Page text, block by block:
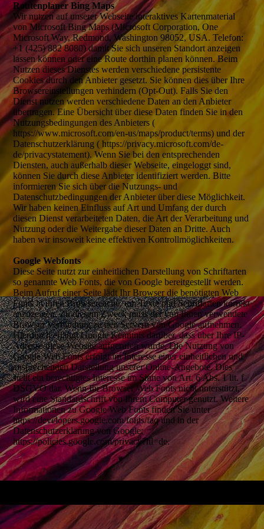
Routenplaner Bing Maps
Wir nutzen auf unserer Webseite interaktives Kartenmaterial
von Microsoft Bing Maps (Microsoft Corporation, One
Microsoft Way, Redmond, Washington 98052, USA. Telefon:
+1 (425) 882 8080) damit Sie sich unseren Standort anzeigen
lassen können oder eine Route dorthin planen können. Beim
Nutzen dieses Dienstes werden verschiedene persistente
Cookies durch den Anbieter gesetzt. Sie können dies über Ihre
Browsereinstellungen verhindern (Opt-Out). Falls Sie den
Dienst nutzen werden verschiedene Daten an den Anbieter
übertragen. Eine Übersicht über diese Daten finden Sie in den
Nutzungsbedingungen des Anbieters (
https://www.microsoft.com/en-us/maps/product/terms) und der
Datenschutzerklärung ( https://privacy.microsoft.com/de-
de/privacystatement). Wenn Sie bei den entsprechenden
Diensten, auch außerhalb dieser Webseite, eingeloggt sind,
können Sie durch diese Anbieter identifiziert werden. Bitte
informieren Sie sich über die Nutzungs- und
Datenschutzbedingungen der Anbieter über diese Möglichkeit.
Wir haben keinen Einfluss auf Art und Umfang der durch
diesen Dienst verarbeiteten Daten, die Art der Verarbeitung und
Nutzung oder die Weitergabe dieser Daten an Dritte. Auch
haben wir insoweit keine effektiven Kontrollmöglichkeiten.
Google Webfonts
Diese Seite nutzt zur einheitlichen Darstellung von Schriftarten
so genannte Web Fonts, die von Google bereitgestellt werden.
Beim Aufruf einer Seite lädt Ihr Browser die benötigten Web
Fonts in ihren Browsercache, um Texte und Schriftarten korrekt
anzuzeigen. Zu diesem Zweck muss der von Ihnen verwendete
Browser Verbindung zu den Servern von Google aufnehmen.
Hierdurch erlangt Google Kenntnis darüber, dass über Ihre IP-
Adresse diese Website aufgerufen wurde. Die Nutzung von
Google Web Fonts erfolgt im Interesse einer einheitlichen und
ansprechenden Darstellung unserer Online-Angebote. Dies
stellt ein berechtigtes Interesse im Sinne von Art. 6 Abs. 1 lit. f
DSGVO dar. Wenn Ihr Browser Web Fonts nicht unterstützt,
wird eine Standardschrift von Ihrem Computer genutzt. Weitere
Informationen zu Google Web Fonts finden Sie unter
https://developers.google.com/fonts/faq und in der
Datenschutzerklärung von Google:
https://policies.google.com/privacy?hl=de.